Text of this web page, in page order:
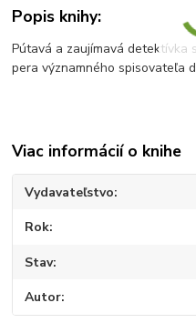
Popis knihy:
Pútavá a zaujímavá detektívka
pera významného spisovateľa
Viac informácií o knihe
Vydavateľstvo
Rok
Stav
Autor